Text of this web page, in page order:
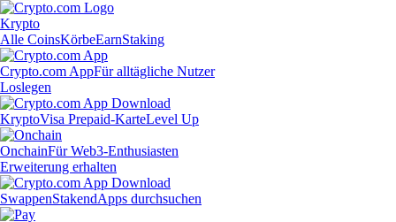
Krypto
Alle CoinsKörbeEarnStaking
Crypto.com AppFür alltägliche Nutzer
Loslegen
KryptoVisa Prepaid-KarteLevel Up
OnchainFür Web3-Enthusiasten
Erweiterung erhalten
SwappenStakendApps durchsuchen